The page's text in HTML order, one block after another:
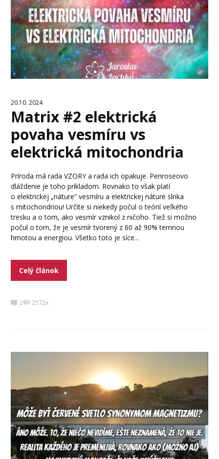
20.10. 2024
Matrix #2 elektrická
povaha vesmíru vs
elektrická mitochondria
Príroda má rada VZORY a rada ich opakuje. Penroseovo
dláždenie je toho príkladom. Rovnako to však platí
o elektrickej „náture“ vesmíru a elektrickej náture slnka
s mitochondriou! Určite si niekedy počul o teórií veľkého
tresku a o tom, ako vesmír vznikol z ničoho. Tiež si možno
počul o tom, že je vesmír tvorený z 60 až 90% temnou
hmotou a energiou. Všetko toto je síce...
Celý článok
2 2572x